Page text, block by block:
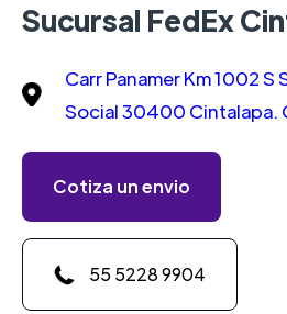
Sucursal FedEx
Carr Panamer Km 1002
Social 30400 Cintalapa.
Cotiza un envio
55 5228 9904